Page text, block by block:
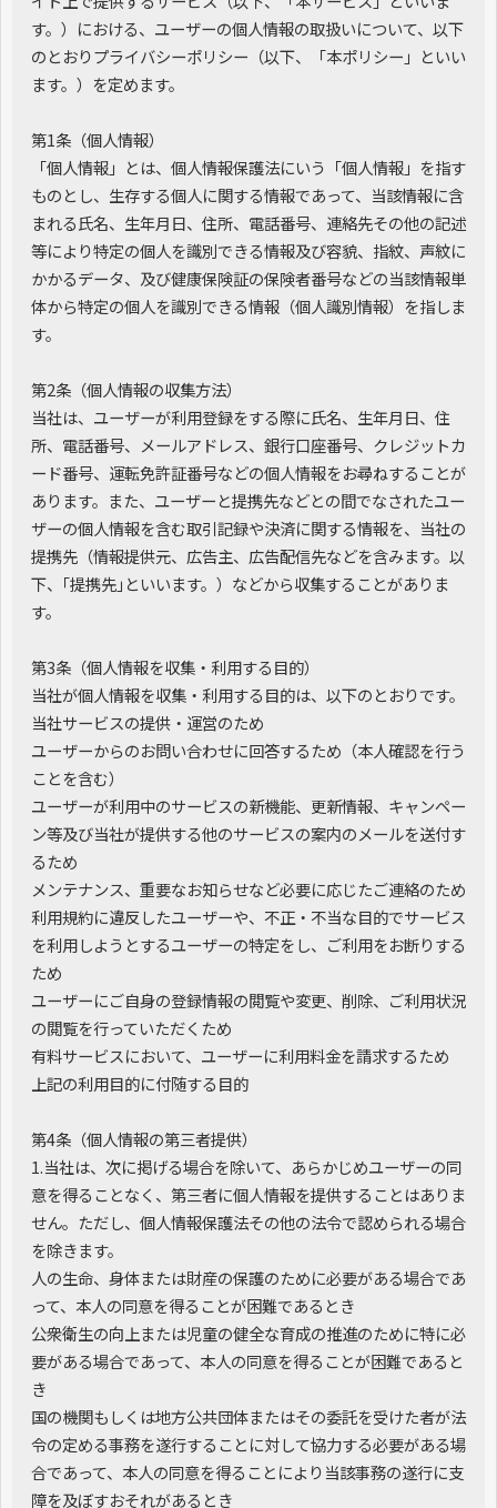
す。）における、ユーザーの個人情報の取扱いについて、以下
のとおりプライバシーポリシー（以下、「本ポリシー」といい
ます。）を定めます。
第1条（個人情報）
「個人情報」とは、個人情報保護法にいう「個人情報」を指す
ものとし、生存する個人に関する情報であって、当該情報に含
まれる氏名、生年月日、住所、電話番号、連絡先その他の記述
等により特定の個人を識別できる情報及び容貌、指紋、声紋に
かかるデータ、及び健康保険証の保険者番号などの当該情報単
体から特定の個人を識別できる情報（個人識別情報）を指しま
す。
第2条（個人情報の収集方法）
当社は、ユーザーが利用登録をする際に氏名、生年月日、住
所、電話番号、メールアドレス、銀行口座番号、クレジットカ
ード番号、運転免許証番号などの個人情報をお尋ねすることが
あります。また、ユーザーと提携先などとの間でなされたユー
ザーの個人情報を含む取引記録や決済に関する情報を、当社の
提携先（情報提供元、広告主、広告配信先などを含みます。以
下、｢提携先｣といいます。）などから収集することがありま
す。
第3条（個人情報を収集・利用する目的）
当社が個人情報を収集・利用する目的は、以下のとおりです。
当社サービスの提供・運営のため
ユーザーからのお問い合わせに回答するため（本人確認を行う
ことを含む）
ユーザーが利用中のサービスの新機能、更新情報、キャンペー
ン等及び当社が提供する他のサービスの案内のメールを送付す
るため
メンテナンス、重要なお知らせなど必要に応じたご連絡のため
利用規約に違反したユーザーや、不正・不当な目的でサービス
を利用しようとするユーザーの特定をし、ご利用をお断りする
ため
ユーザーにご自身の登録情報の閲覧や変更、削除、ご利用状況
の閲覧を行っていただくため
有料サービスにおいて、ユーザーに利用料金を請求するため
上記の利用目的に付随する目的
第4条（個人情報の第三者提供）
1.当社は、次に掲げる場合を除いて、あらかじめユーザーの同
意を得ることなく、第三者に個人情報を提供することはありま
せん。ただし、個人情報保護法その他の法令で認められる場合
を除きます。
人の生命、身体または財産の保護のために必要がある場合であ
って、本人の同意を得ることが困難であるとき
公衆衛生の向上または児童の健全な育成の推進のために特に必
要がある場合であって、本人の同意を得ることが困難であると
き
国の機関もしくは地方公共団体またはその委託を受けた者が法
令の定める事務を遂行することに対して協力する必要がある場
合であって、本人の同意を得ることにより当該事務の遂行に支
障を及ぼすおそれがあるとき